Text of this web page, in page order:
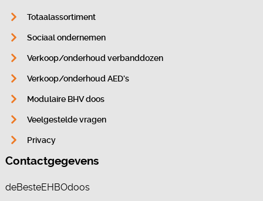
Totaalassortiment
Sociaal ondernemen
Verkoop/onderhoud verbanddozen
Verkoop/onderhoud AED’s
Modulaire BHV doos
Veelgestelde vragen
Privacy
Contactgegevens
deBesteEHBOdoos